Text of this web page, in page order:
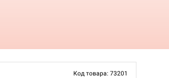
Код товара: 73201